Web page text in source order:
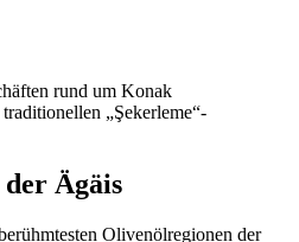
rund um Konak
„Şekerleme“-
Ägäis
Olivenölregionen der